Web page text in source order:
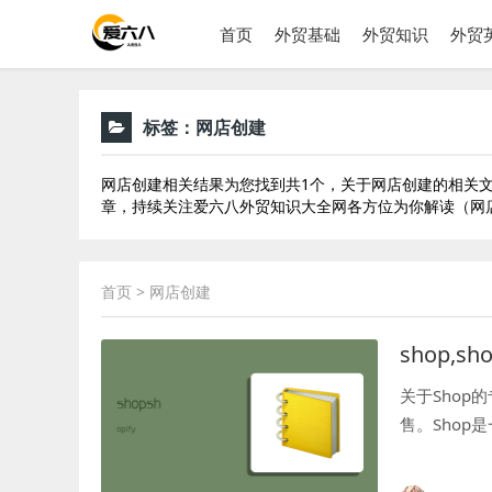
首页 外贸基础 外贸知识 外贸
标签： 网店创建
网店创建相关结果为您找到共1个，关于网店创建的相关
章，持续关注爱六八外贸知识大全网各方位为你解读（网
首页 > 网店创建
关于Shop
售。Shop
用户打造...